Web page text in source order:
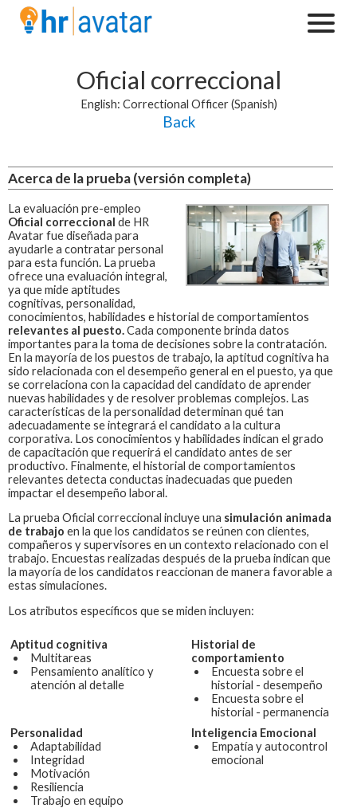
Oficial correccional
English: Correctional Officer (Spanish)
Back
Acerca de la prueba (versión completa)
La evaluación pre-empleo
Oficial correccional de HR
Avatar fue diseñada para
ayudarle a contratar personal
para esta función. La prueba
ofrece una evaluación integral,
ya que mide aptitudes
cognitivas, personalidad,
conocimientos, habilidades e historial de comportamientos
relevantes al puesto.Cada componente brinda datos
importantes para la toma de decisiones sobre la contratación.
En la mayoría de los puestos de trabajo, la aptitud cognitiva ha
sido relacionada con el desempeño general en el puesto, ya que
se correlaciona con la capacidad del candidato de aprender
nuevas habilidades y de resolver problemas complejos. Las
características de la personalidad determinan qué tan
adecuadamente se integrará el candidato a la cultura
corporativa. Los conocimientos y habilidades indican el grado
de capacitación que requerirá el candidato antes de ser
productivo. Finalmente, el historial de comportamientos
relevantes detecta conductas inadecuadas que pueden
impactar el desempeño laboral.
La prueba Oficial correccional incluye una simulación animada
de trabajo en la que los candidatos se reúnen con clientes,
compañeros y supervisores en un contexto relacionado con el
trabajo. Encuestas realizadas después de la prueba indican que
la mayoría de los candidatos reaccionan de manera favorable a
estas simulaciones.
Los atributos específicos que se miden incluyen:
Aptitud cognitiva
Multitareas
Pensamiento analítico y
atención al detalle
Historial de
comportamiento
Encuesta sobre el
historial - desempeño
Encuesta sobre el
historial - permanencia
Personalidad
Adaptabilidad
Integridad
Motivación
Resiliencia
Trabajo en equipo
Inteligencia Emocional
Empatía y autocontrol
emocional